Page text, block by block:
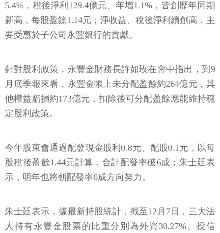
5.4%，稅後淨利129.4億元、年增1.1%，皆創歷年同期
新高，每股盈餘1.14元；淨收益、稅後淨利續創高，主
要受惠於子公司永豐銀行的貢獻。
針對股利政策，永豐金財務長許如玫在會中指出，到9
月底季報來看，永豐金帳上未分配盈餘約264億元，其
他權益虧損約173億元，扣除後可分配盈餘應能維持穩
定股利政策。
今年股東會通過配發現金股利0.8元、配股0.1元，以每
股稅後盈餘1.44元計算，合計配發率破6成；朱士廷表
示，明年也將朝配發率6成方向努力。
朱士廷表示，據最新持股統計，截至12月7日，三大法
人持有永豐金股票的比重分別為外資30.27%、投信